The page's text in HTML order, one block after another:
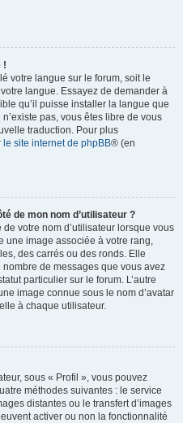
!
votre langue sur le forum, soit le
langue. Essayez de demander à
qu’il puisse installer la langue que
pas, vous êtes libre de vous
traduction. Pour plus
le site internet de phpBB® (en
de mon nom d’utilisateur ?
votre nom d’utilisateur lorsque vous
une image associée à votre rang,
des carrés ou des ronds. Elle
de messages que vous avez
particulier sur le forum. L’autre
image connue sous le nom d’avatar
à chaque utilisateur.
sous « Profil », vous pouvez
méthodes suivantes : le service
distantes ou le transfert d’images
activer ou non la fonctionnalité